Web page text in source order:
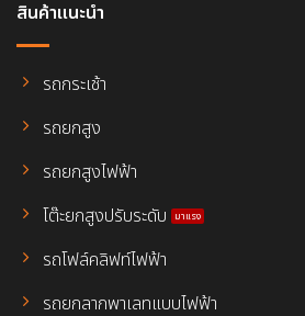
สินค้าแนะนำ
รถกระเช้า
รถยกสูง
รถยกสูงไฟฟ้า
โต๊ะยกสูงปรับระดับ
รถโฟล์คลิฟท์ไฟฟ้า
รถยกลากพาเลทแบบไฟฟ้า